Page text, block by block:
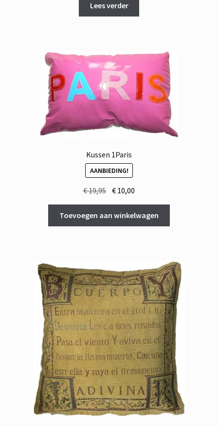
Lees verder
Kussen 1Paris
AANBIEDING!
€19,95 Oorspronkelijke
was:
€ 19,95.
€ 10,00
is:
€ 10,00.
Toevoegen aan winkelwagen